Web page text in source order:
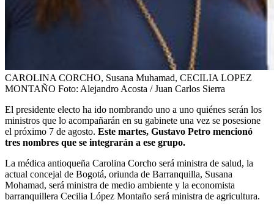
CAROLINA CORCHO, Susana Muhamad, CECILIA LOPEZ
MONTAÑO Foto: Alejandro Acosta / Juan Carlos Sierra
El presidente electo ha ido nombrando uno a uno quiénes serán los
ministros que lo acompañarán en su gabinete una vez se posesione
el próximo 7 de agosto. Este martes, Gustavo Petro mencionó
tres nombres que se integrarán a ese grupo.
La médica antioqueña Carolina Corcho será ministra de salud, la
actual concejal de Bogotá, oriunda de Barranquilla, Susana
Mohamad, será ministra de medio ambiente y la economista
barranquillera Cecilia López Montaño será ministra de agricultura.